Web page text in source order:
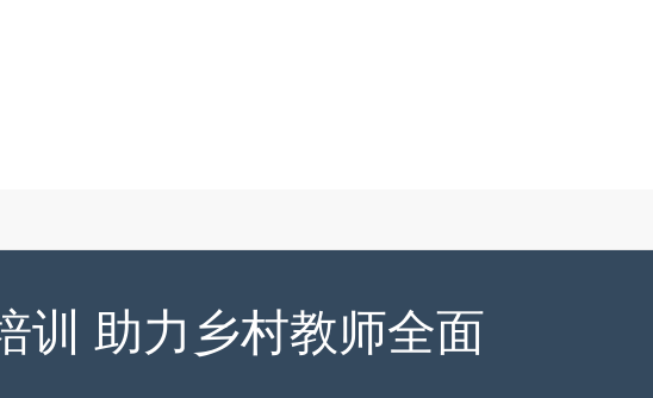
训 助力乡村教师全面